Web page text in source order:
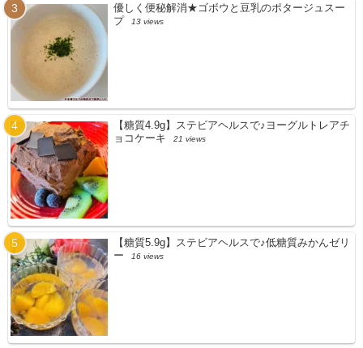
優しく便秘解消★ゴボウと豆乳のポタージュスー
プ
13 views
【糖質4.9g】ステビアヘルスで♪ヨーグルトレアチ
ョコケーキ
21 views
【糖質5.9g】ステビアヘルスで♪低糖質みかんゼリ
ー
16 views